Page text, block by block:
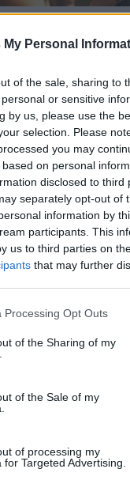
My Personal
of the sale, sharing to
or sensitive
by us, please use the
selection. Please
you may
on personal
disclosed to third
separately opt-out of
information by
participants. This
us to third parties on
that may further
Processing Opt Outs
of the Sharing of my
of the Sale of my
of processing my
Targeted Advertising.